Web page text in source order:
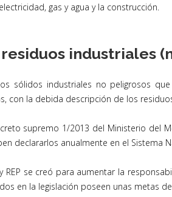
gas y agua y la construcción.
industriales
sólidos industriales no peligrosos
con la debida descripción de los
supremo 1/2013 del Ministerio del
declararlos anualmente en el Sistema
REP se creó para aumentar la
en la legislación poseen unas metas